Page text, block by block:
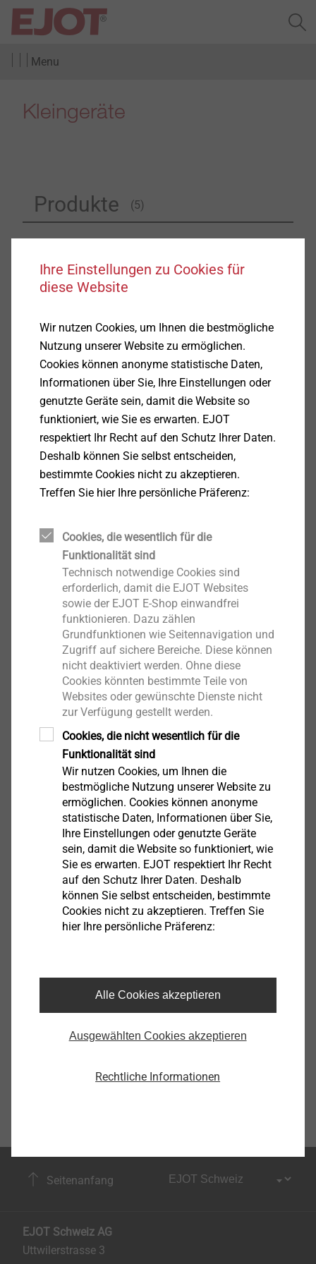
Menu
Kleingeräte
Produkte (5)
DELTA PT Schraube
Produkt anzeigen
EJOFORM®
Produkt anzeigen
ALtracs Plus
Produkt anzeigen
EJOT Mikroschrauben
Produkt anzeigen
EJOT ALtracs®Xt
Produkt anzeigen
Seitenanfang
EJOT Schweiz AG
Uttwilerstrasse 3
Ihre Einstellungen zu Cookies für
diese Website
Wir nutzen Cookies, um Ihnen die bestmögliche
Nutzung unserer Website zu ermöglichen.
Cookies können anonyme statistische Daten,
Informationen über Sie, Ihre Einstellungen oder
genutzte Geräte sein, damit die Website so
funktioniert, wie Sie es erwarten. EJOT
respektiert Ihr Recht auf den Schutz Ihrer Daten.
Deshalb können Sie selbst entscheiden,
bestimmte Cookies nicht zu akzeptieren.
Treffen Sie hier Ihre persönliche Präferenz:
Cookies, die wesentlich für die
Funktionalität sind
Technisch notwendige Cookies sind
erforderlich, damit die EJOT Websites
sowie der EJOT E-Shop einwandfrei
funktionieren. Dazu zählen
Grundfunktionen wie Seitennavigation und
Zugriff auf sichere Bereiche. Diese können
nicht deaktiviert werden. Ohne diese
Cookies könnten bestimmte Teile von
Websites oder gewünschte Dienste nicht
zur Verfügung gestellt werden.
Cookies, die nicht wesentlich für die
Funktionalität sind
Wir nutzen Cookies, um Ihnen die
bestmögliche Nutzung unserer Website zu
ermöglichen. Cookies können anonyme
statistische Daten, Informationen über Sie,
Ihre Einstellungen oder genutzte Geräte
sein, damit die Website so funktioniert, wie
Sie es erwarten. EJOT respektiert Ihr Recht
auf den Schutz Ihrer Daten. Deshalb
können Sie selbst entscheiden, bestimmte
Cookies nicht zu akzeptieren. Treffen Sie
hier Ihre persönliche Präferenz:
Alle Cookies akzeptieren
Ausgewählten Cookies akzeptieren
Rechtliche Informationen